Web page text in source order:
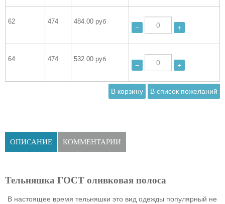
62 474 484.00 руб
− +
64 474 532.00 руб
− +
ОПИСАНИЕ КОММЕНТАРИИ
Тельняшка ГОСТ оливковая полоса
В настоящее время тельняшки это вид одежды популярный не